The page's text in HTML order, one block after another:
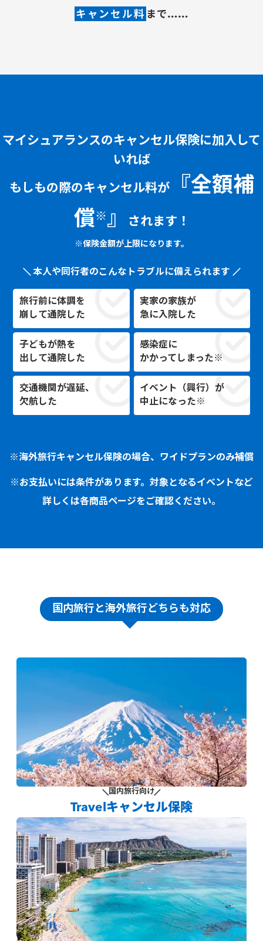
キャンセル料 まで……
マイシュアランスのキャンセル保険に加入して
いれば
もしもの際のキャンセル料が『全額補
償※』 されます！
※保険金額が上限になります。
本人や同行者のこんなトラブルに備えられます
旅行前に体調を
崩して通院した
実家の家族が
急に入院した
子どもが熱を
出して通院した
感染症に
かかってしまった※
交通機関が遅延、
欠航した
イベント（興行）が
中止になった※
※海外旅行キャンセル保険の場合、ワイドプランのみ補償
※お支払いには条件があります。対象となるイベントなど
詳しくは各商品ページをご確認ください。
国内旅行と海外旅行どちらも対応
国内旅行向け
Travelキャンセル保険